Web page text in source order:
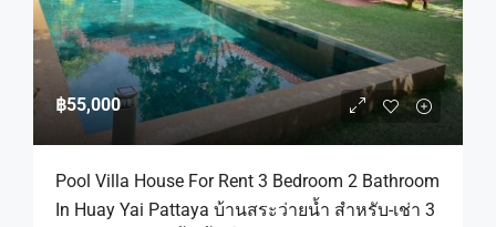
฿55,000
Pool Villa House For Rent 3 Bedroom 2 Bathroom
In Huay Yai Pattaya บ้านสระว่ายน้ำ สำหรับ-เช่า 3